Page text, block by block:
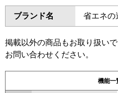
東芝
三菱電機 PLZ-
RCI-
ダイキン
ブランド名 省エネの
掲載以外の商品もお取り扱い
お問い合わせください。
機能一